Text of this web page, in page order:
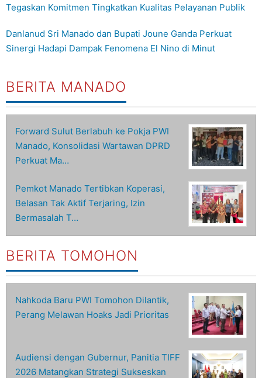
Tegaskan Komitmen Tingkatkan Kualitas Pelayanan Publik
Danlanud Sri Manado dan Bupati Joune Ganda Perkuat
Sinergi Hadapi Dampak Fenomena El Nino di Minut
BERITA MANADO
Forward Sulut Berlabuh ke Pokja PWI
Manado, Konsolidasi Wartawan DPRD
Perkuat Ma…
Pemkot Manado Tertibkan Koperasi,
Belasan Tak Aktif Terjaring, Izin
Bermasalah T…
BERITA TOMOHON
Nahkoda Baru PWI Tomohon Dilantik,
Perang Melawan Hoaks Jadi Prioritas
Audiensi dengan Gubernur, Panitia TIFF
2026 Matangkan Strategi Sukseskan